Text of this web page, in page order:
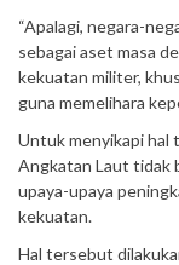
“Apalagi, negara-
sebagai aset masa
kekuatan militer,
guna memelihara
Untuk menyikapi hal
Angkatan Laut tidak
upaya-upaya
kekuatan.
Hal tersebut